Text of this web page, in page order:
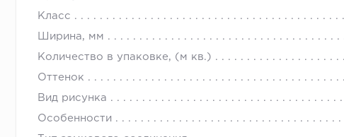
Класс
Ширина, мм
Количество в упаковке, (м кв.)
Оттенок
Вид рисунка
Особенности